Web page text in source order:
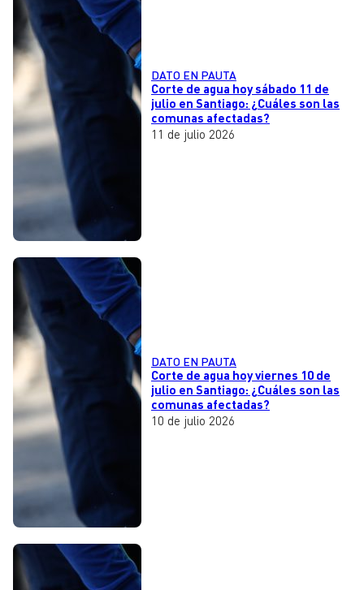
DATO EN PAUTA
Corte de agua hoy sábado 11 de
julio en Santiago: ¿Cuáles son las
comunas afectadas?
11 de julio 2026
DATO EN PAUTA
Corte de agua hoy viernes 10 de
julio en Santiago: ¿Cuáles son las
comunas afectadas?
10 de julio 2026